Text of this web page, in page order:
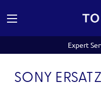
Expert
SONY